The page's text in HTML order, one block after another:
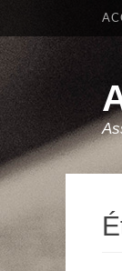
Aller